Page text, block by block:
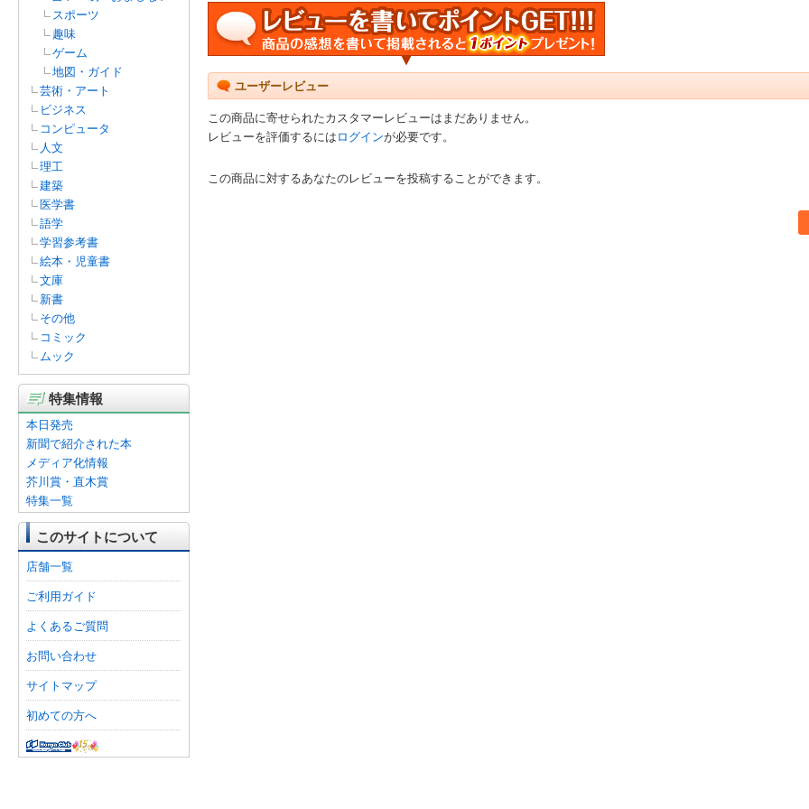
スポーツ
趣味
ゲーム
地図・ガイド
芸術・アート
ビジネス
コンピュータ
人文
理工
建築
医学書
語学
学習参考書
絵本・児童書
文庫
新書
その他
コミック
ムック
特集情報
本日発売
新聞で紹介された本
メディア化情報
芥川賞・直木賞
特集一覧
このサイトについて
店舗一覧
ご利用ガイド
よくあるご質問
お問い合わせ
サイトマップ
初めての方へ
ユーザーレビュー
この商品に寄せられたカスタマーレビューはまだありません。
レビューを評価するには ログインが必要です。
この商品に対するあなたのレビューを投稿することができます。